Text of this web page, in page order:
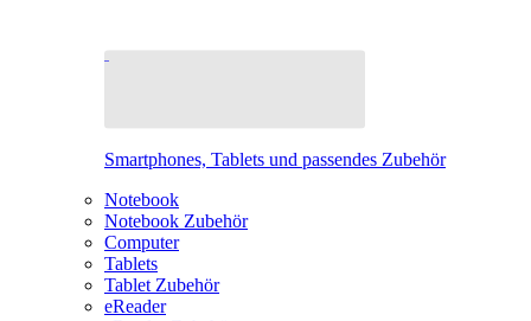
Smartphones, Tablets und passendes Zubehör
Notebook
Notebook Zubehör
Computer
Tablets
Tablet Zubehör
eReader